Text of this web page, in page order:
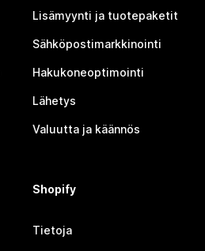
Lisämyynti ja tuotepaketit
Sähköpostimarkkinointi
Hakukoneoptimointi
Lähetys
Valuutta ja käännös
Shopify
Tietoja